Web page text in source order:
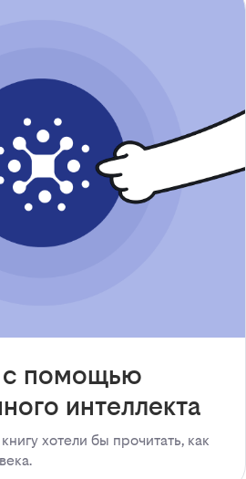
с помощью
интеллекта
хотели бы прочитать, как